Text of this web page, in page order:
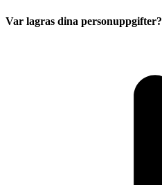
Var lagras dina personuppgifter?